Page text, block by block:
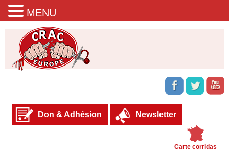
Don & Adhésion Newsletter
Carte corridas
MENU